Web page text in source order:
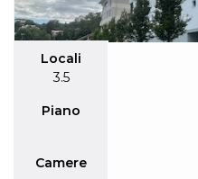
Locali
3.5
Piano
Camere